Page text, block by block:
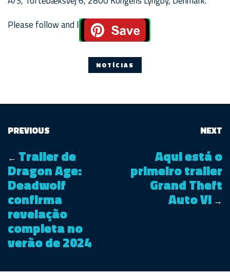
Please follow and like us:
NOTÍCIAS
PREVIOUS
← Trailer de
Dragon Age:
Deadwolf
confirma
revelação
completa no
verão de 2024
NEXT
Aqui está o
primeiro trailer
Grand Theft
Auto VI →